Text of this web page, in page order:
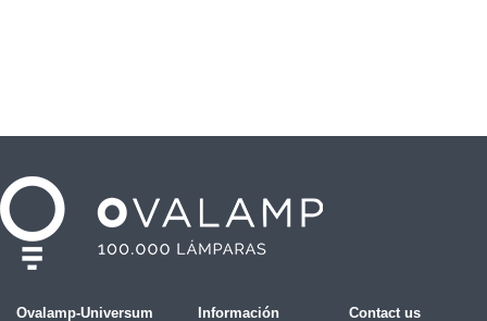
Ovalamp-Universum Información Contact us